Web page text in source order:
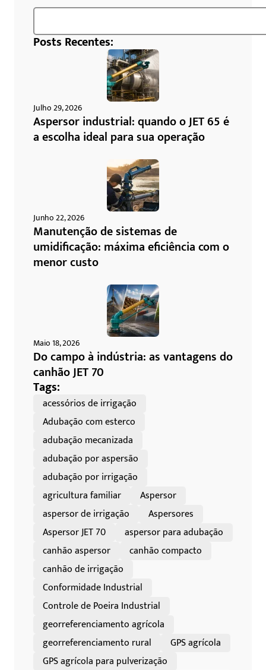
Posts Recentes:
Julho 29, 2026
Aspersor industrial: quando o JET 65 é
a escolha ideal para sua operação
Junho 22, 2026
Manutenção de sistemas de
umidificação: máxima eficiência com o
menor custo
Maio 18, 2026
Do campo à indústria: as vantagens do
canhão JET 70
Tags:
acessórios de irrigação
Adubação com esterco
adubação mecanizada
adubação por aspersão
adubação por irrigação
agricultura familiar
Aspersor
aspersor de irrigação
Aspersores
Aspersor JET 70
aspersor para adubação
canhão aspersor
canhão compacto
canhão de irrigação
Conformidade Industrial
Controle de Poeira Industrial
georreferenciamento agrícola
georreferenciamento rural
GPS agrícola
GPS agrícola para pulverização